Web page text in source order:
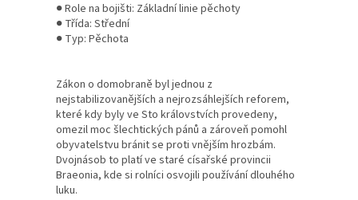
● Role na bojišti: Základní linie pěchoty
● Třída: Střední
● Typ: Pěchota
Zákon o domobraně byl jednou z
nejstabilizovanějších a nejrozsáhlejších reforem,
které kdy byly ve Sto královstvích provedeny,
omezil moc šlechtických pánů a zároveň pomohl
obyvatelstvu bránit se proti vnějším hrozbám.
Dvojnásob to platí ve staré císařské provincii
Braeonia, kde si rolníci osvojili používání dlouhého
luku.